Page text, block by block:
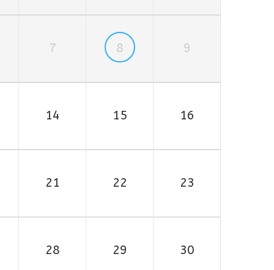
7 8 9
14 15 16
21 22 23
28 29 30